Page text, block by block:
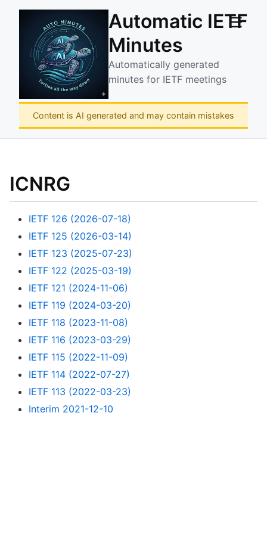
Automatic IETF
Minutes
Automatically generated
minutes for IETF meetings
☰
Content is AI generated and may contain mistakes
ICNRG
IETF 126 (2026-07-18)
IETF 125 (2026-03-14)
IETF 123 (2025-07-23)
IETF 122 (2025-03-19)
IETF 121 (2024-11-06)
IETF 119 (2024-03-20)
IETF 118 (2023-11-08)
IETF 116 (2023-03-29)
IETF 115 (2022-11-09)
IETF 114 (2022-07-27)
IETF 113 (2022-03-23)
Interim 2021-12-10